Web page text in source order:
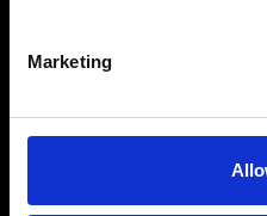
Marketing
Trova il tuo negozio Ripani